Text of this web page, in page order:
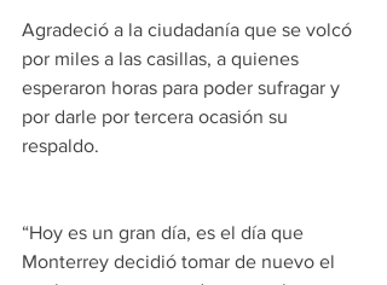
Agradeció a la ciudadanía que se volcó
por miles a las casillas, a quienes
esperaron horas para poder sufragar y
por darle por tercera ocasión su
respaldo.
“Hoy es un gran día, es el día que
Monterrey decidió tomar de nuevo el